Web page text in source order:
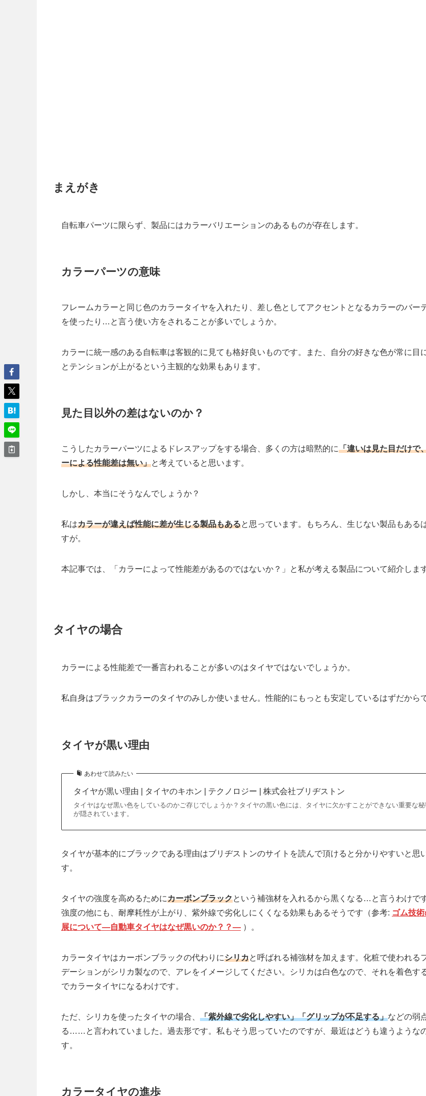
まえがき
自転車パーツに限らず、製品にはカラーバリエーションのあるものが存在します。
カラーパーツの意味
フレームカラーと同じ色のカラータイヤを入れたり、差し色としてアクセントとなるカラーのバー
を使ったり…と言う使い方をされることが多いでしょうか。
カラーに統一感のある自転車は客観的に見ても格好良いものです。また、自分の好きな色が常に目
とテンションが上がるという主観的な効果もあります。
見た目以外の差はないのか？
こうしたカラーパーツによるドレスアップをする場合、多くの方は暗黙的に「違いは見た目だけで
ーによる性能差は無い」と考えていると思います。
しかし、本当にそうなんでしょうか？
私はカラーが違えば性能に差が生じる製品もあると思っています。もちろん、生じない製品もある
すが。
本記事では、「カラーによって性能差があるのではないか？」と私が考える製品について紹介します
タイヤの場合
カラーによる性能差で一番言われることが多いのはタイヤではないでしょうか。
私自身はブラックカラーのタイヤのみしか使いません。性能的にもっとも安定しているはずだから
タイヤが黒い理由
あわせて読みたい
タイヤが黒い理由 | タイヤのキホン | テクノロジー | 株式会社ブリヂストン
タイヤはなぜ黒い色をしているのかご存じでしょうか？タイヤの黒い色には、タイヤに欠かすことができない重要な
が隠されています。
タイヤが基本的にブラックである理由はブリヂストンのサイトを読んで頂けると分かりやすいと思
す。
タイヤの強度を高めるためにカーボンブラックという補強材を入れるから黒くなる…と言うわけです
強度の他にも、耐摩耗性が上がり、紫外線で劣化しにくくなる効果もあるそうです（参考: ゴム技
展について―自動車タイヤはなぜ黒いのか？？― ）。
カラータイヤはカーボンブラックの代わりにシリカと呼ばれる補強材を加えます。化粧で使われる
デーションがシリカ製なので、アレをイメージしてください。シリカは白色なので、それを着色す
でカラータイヤになるわけです。
ただ、シリカを使ったタイヤの場合、 「紫外線で劣化しやすい」「グリップが不足する」などの弱
る……と言われていました。過去形です。私もそう思っていたのですが、最近はどうも違うような
す。
カラータイヤの進歩